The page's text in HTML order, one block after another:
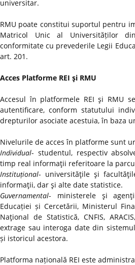
universitar.
RMU poate constitui suportul pentru
Matricol Unic al Universităților
conformitate cu prevederile Legii
art. 201.
Acces Platforme REI şi RMU
Accesul în platformele REI şi RMU
autentificare, conform statutului
drepturilor asociate acestuia, în baza
Nivelurile de acces în platforme sunt
Individual- studentul, respectiv
timp real informaţii referitoare la
Instituțional- universităţile şi
informaţii, dar şi alte date statistice.
Guvernamental- ministerele şi
Educației și Cercetării, Ministerul
Naţional de Statistică, CNFIS,
extrage sau interoga date din
și istoricul acestora.
Platforma națională REI este